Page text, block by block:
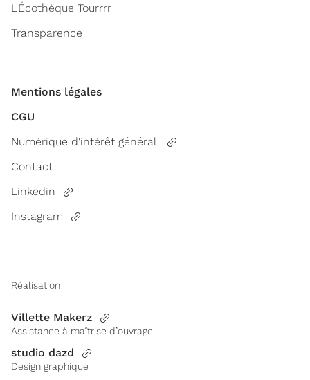
L'Écothèque Tourrrr
Transparence
Mentions légales
CGU
Numérique d'intérêt général
Contact
Linkedin
Instagram
Réalisation
Villette Makerz
Assistance à maîtrise d’ouvrage
studio dazd
Design graphique